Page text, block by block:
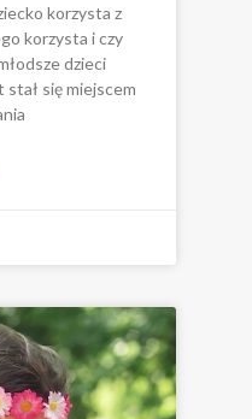
korzysta z
korzysta i czy
dzieci
się miejscem